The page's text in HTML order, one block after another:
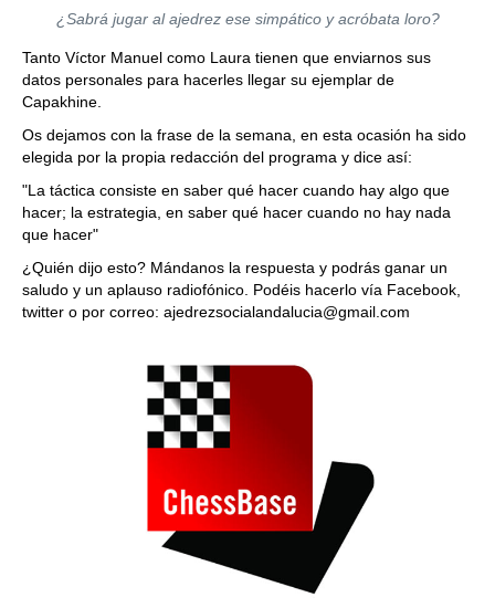
¿Sabrá jugar al ajedrez ese simpático y acróbata loro?
Tanto Víctor Manuel como Laura tienen que enviarnos sus
datos personales para hacerles llegar su ejemplar de
Capakhine.
Os dejamos con la frase de la semana, en esta ocasión ha sido
elegida por la propia redacción del programa y dice así:
"La táctica consiste en saber qué hacer cuando hay algo que
hacer; la estrategia, en saber qué hacer cuando no hay nada
que hacer"
¿Quién dijo esto? Mándanos la respuesta y podrás ganar un
saludo y un aplauso radiofónico. Podéis hacerlo vía Facebook,
twitter o por correo: ajedrezsocialandalucia@gmail.com